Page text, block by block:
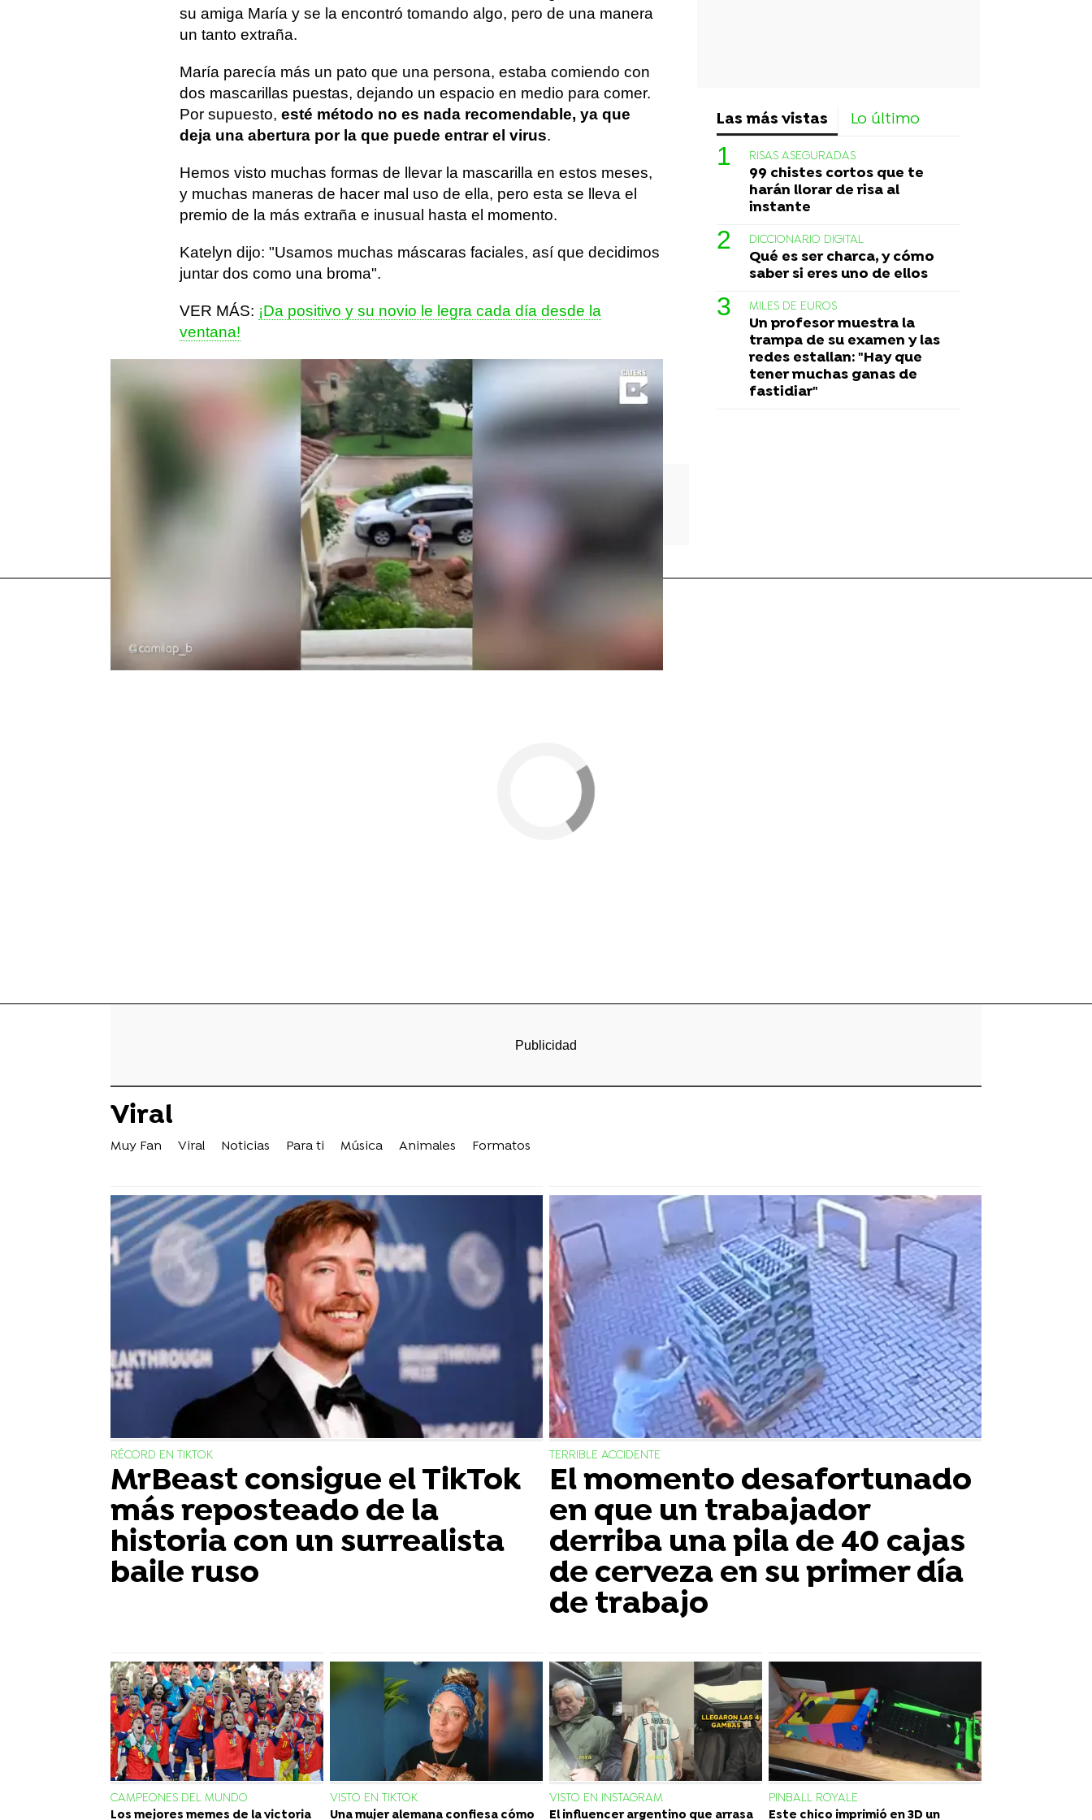
su amiga María y se la encontró tomando algo, pero de una manera
un tanto extraña.
María parecía más un pato que una persona, estaba comiendo con
dos mascarillas puestas, dejando un espacio en medio para comer.
Por supuesto, esté método no es nada recomendable, ya que
deja una abertura por la que puede entrar el virus.
Hemos visto muchas formas de llevar la mascarilla en estos meses,
y muchas maneras de hacer mal uso de ella, pero esta se lleva el
premio de la más extraña e inusual hasta el momento.
Katelyn dijo: "Usamos muchas máscaras faciales, así que decidimos
juntar dos como una broma".
VER MÁS: ¡Da positivo y su novio le legra cada día desde la
ventana!
Más sobre este tema:
memes
Las más vistas Lo último
RISAS ASEGURADAS
99 chistes cortos que te
harán llorar de risa al
instante
DICCIONARIO DIGITAL
Qué es ser charca, y cómo
saber si eres uno de ellos
MILES DE EUROS
Un profesor muestra la
trampa de su examen y las
redes estallan: "Hay que
tener muchas ganas de
fastidiar"
Viral
Muy Fan Viral Noticias Para ti Música Animales Formatos
RÉCORD EN TIKTOK
MrBeast consigue el TikTok
más reposteado de la
historia con un surrealista
baile ruso
TERRIBLE ACCIDENTE
El momento desafortunado
en que un trabajador
derriba una pila de 40 cajas
de cerveza en su primer día
de trabajo
CAMPEONES DEL MUNDO
Los mejores memes de la victoria
VISTO EN TIKTOK
Una mujer alemana confiesa cómo
VISTO EN INSTAGRAM
El influencer argentino que arrasa
PINBALL ROYALE
Este chico imprimió en 3D un